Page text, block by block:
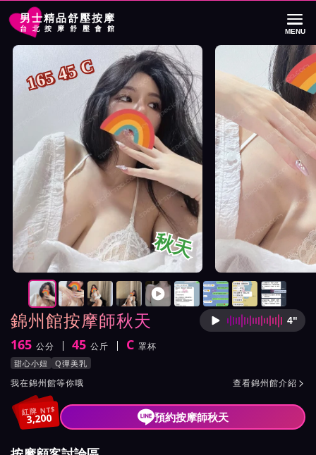
男士精品舒壓按摩
台北按摩舒壓會館 MENU
首頁 錦州館按摩師秋天詳細介紹
錦州館按摩師秋天 按摩師
4"
身高
165 公分
體重 45 公斤
罩杯 C 罩杯
按摩師秋天服務風格與特色
甜心小妞 Q彈美乳
按摩師秋天所屬按摩會館介紹與班表
我在錦州館等你哦 查看錦州館介紹 
紅牌 NT$
3,200 預約按摩師秋天
錦州館按摩師秋天照片展示與影片介紹
秋天
165 45 C
按摩師秋天照片展示與影片介紹及客戶評價截屏展示